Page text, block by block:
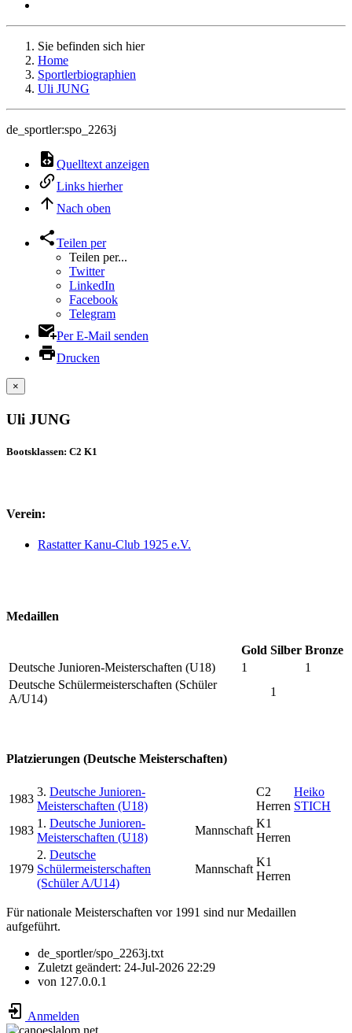
Sie befinden sich hier
Home
Sportlerbiographien
Uli JUNG
de_sportler:spo_2263j
Quelltext anzeigen
Links hierher
Nach oben
Teilen per
Teilen per...
Twitter
LinkedIn
Facebook
Telegram
Per E-Mail senden
Drucken
×
Uli JUNG
Bootsklassen: C2 K1
Verein:
Rastatter Kanu-Club 1925 e.V.
Medaillen
Gold Silber Bronze
Deutsche Junioren-Meisterschaften (U18)
1
1
Deutsche Schülermeisterschaften (Schüler
A/U14)
1
Platzierungen (Deutsche Meisterschaften)
1983
3. Deutsche Junioren-
Meisterschaften (U18)
C2
Herren
Heiko
STICH
1983
1. Deutsche Junioren-
Meisterschaften (U18)
Mannschaft
K1
Herren
1979
2. Deutsche
Schülermeisterschaften
(Schüler A/U14)
Mannschaft
K1
Herren
Für nationale Meisterschaften vor 1991 sind nur Medaillen
aufgeführt.
de_sportler/spo_2263j.txt
Zuletzt geändert: 24-Jul-2026 22:29
von 127.0.0.1
Anmelden